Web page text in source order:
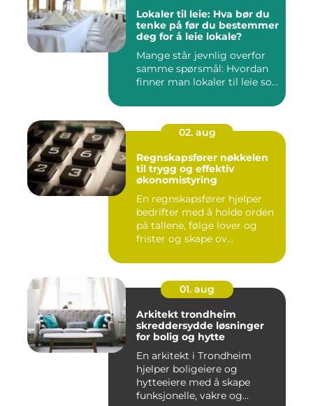
Lokaler til leie: Hva bør du
tenke på før du bestemmer
deg for å leie lokale?
Mange står jevnlig overfor
samme spørsmål: Hvordan
finner man lokaler til leie so...
02. aug
Regnskapsfører nøkkelen
til trygg og effektiv
økonomistyring
En regnskapsfører hjelper
bedrifter med å holde orden
på tallene, følge lover og
frister og skape ov...
01. aug
Arkitekt trondheim
skreddersydde løsninger
for bolig og hytte
En arkitekt i Trondheim
hjelper boligeiere og
hytteeiere med å skape
funksjonelle, vakre og